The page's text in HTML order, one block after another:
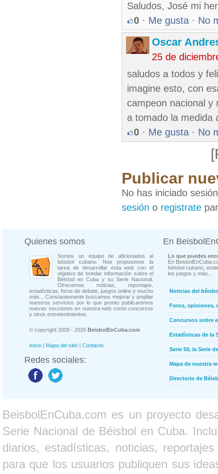
Saludos, José mi
0 · Me gusta · No
Oscar
25 de
saludos a todos y
imagine esto, con
campeon nacional y
a tomado la medida
0 · Me gusta · No
Publicar
No has iniciado
sesión o registrate
Quienes somos
Somos un equipo de aficionados al
béisbol cubano. Nos propusimos la
tarea de desarrollar esta web con el
objetivo de brindar información sobre el
Béisbol en Cuba y su Serie Nacional.
Ofrecemos noticias, reportajes,
estadísticas, foros de debate, juegos online y mucho
más... Constantemente buscamos mejorar y ampliar
nuestros servicios por lo que pronto publicaremos
nuevas secciones en nuestra web como concursos
y otros entretenimientos.
© copyright 2009 - 2026 BeisbolEnCuba.com
Inicio | Mapa del sitio | Contacto
Redes sociales:
En
Lo que puedes
En
béisbol cubano,
los juegos y más...
Noticias del
Foros, opiniones,
Concursos sobre
Estadísticas de la
Serie 50, la Serie
Mapa de nuestra
Directorio de
BeisbolEnCuba.com es un proyecto
Serie Nacional de Béisbol en Cuba.
diarios, estadísticas, noticias,
para que los usuarios publiquen sus